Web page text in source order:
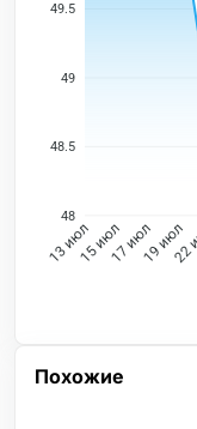
49.5
49
48.5
48
13 июл15 июл17 июл19 июл
22
Похожие